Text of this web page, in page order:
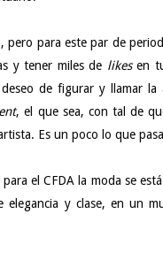
pero para este par de
y tener miles de likesen
de figurar y llamar la
, el que sea, con tal de
Es un poco lo que
el CFDA la moda se
elegancia y clase, en un